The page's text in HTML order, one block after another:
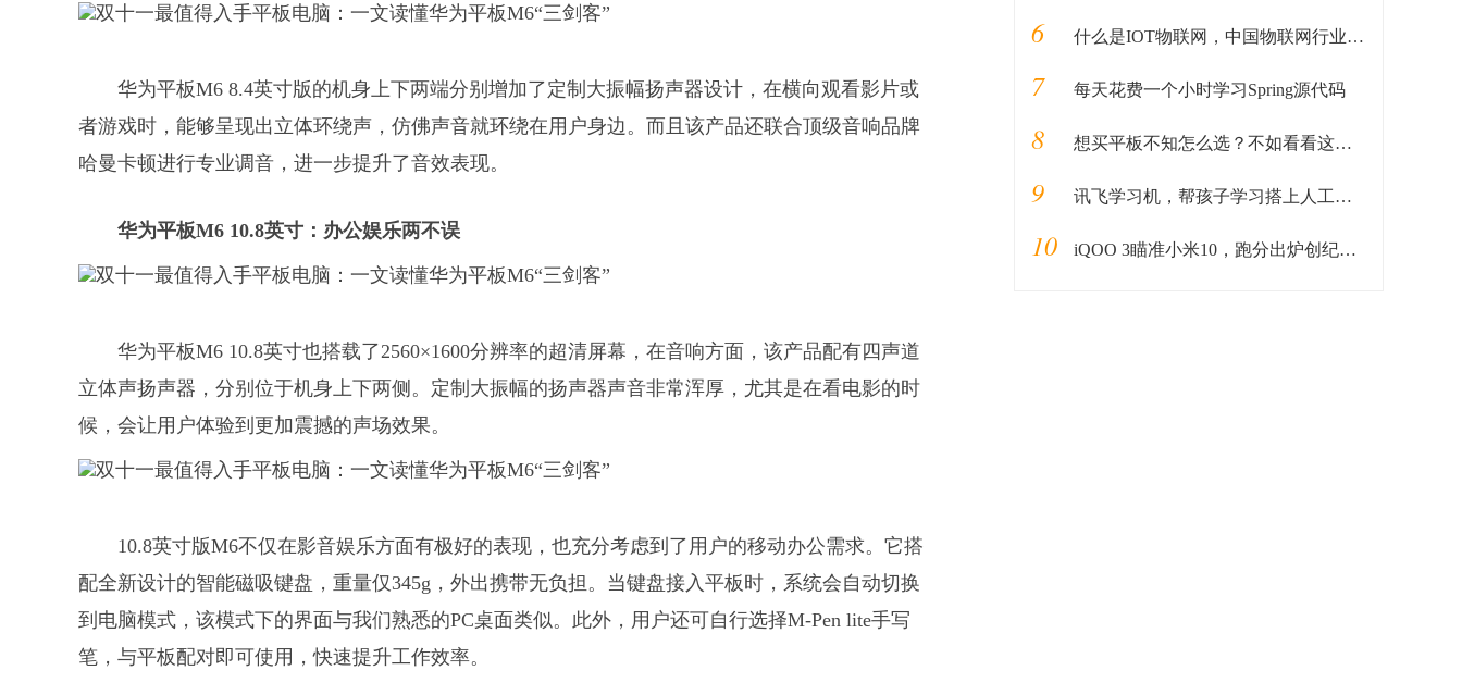
华为平板M6 8.4英寸版的机身上下两端分别增加了定制大振幅扬声器设计，在横向观看影片或
者游戏时，能够呈现出立体环绕声，仿佛声音就环绕在用户身边。而且该产品还联合顶级音响品牌
哈曼卡顿进行专业调音，进一步提升了音效表现。
华为平板M6 10.8英寸：办公娱乐两不误
华为平板M6 10.8英寸也搭载了2560×1600分辨率的超清屏幕，在音响方面，该产品配有四声道
立体声扬声器，分别位于机身上下两侧。定制大振幅的扬声器声音非常浑厚，尤其是在看电影的时
候，会让用户体验到更加震撼的声场效果。
10.8英寸版M6不仅在影音娱乐方面有极好的表现，也充分考虑到了用户的移动办公需求。它搭
配全新设计的智能磁吸键盘，重量仅345g，外出携带无负担。当键盘接入平板时，系统会自动切换
到电脑模式，该模式下的界面与我们熟悉的PC桌面类似。此外，用户还可自行选择M-Pen lite手写
笔，与平板配对即可使用，快速提升工作效率。
6 什么是IOT物联网，中国物联网行业应用现状，未来十大发展方向
7 每天花费一个小时学习Spring源代码
8 想买平板不知怎么选？不如看看这些畅销平板吧
9 讯飞学习机，帮孩子学习搭上人工智能快车
10 iQOO 3瞄准小米10，跑分出炉创纪录，价格可能超感人